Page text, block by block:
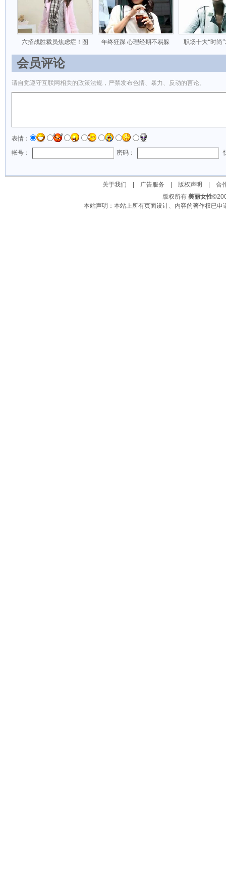
六招战胜裁员焦虑症！图 年终狂躁 心理经期不易躲 职场十大“时尚
会员评论
请自觉遵守互联网相关的政策法规，严禁发布色情、暴力、反动的言论。
表情：
帐号：
密码：
关于我们 广告服务 版权声明
合
版权所有 美丽女性
本站声明：本站上所有页面设计、内容的著作权已